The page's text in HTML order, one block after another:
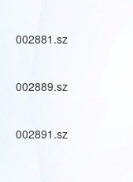
002881.sz
002889.sz
002891.sz